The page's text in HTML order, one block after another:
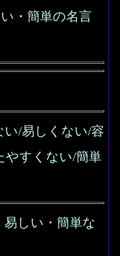
・簡単の名言
い/易しくない/容
やすくない/簡単
易しい・簡単な